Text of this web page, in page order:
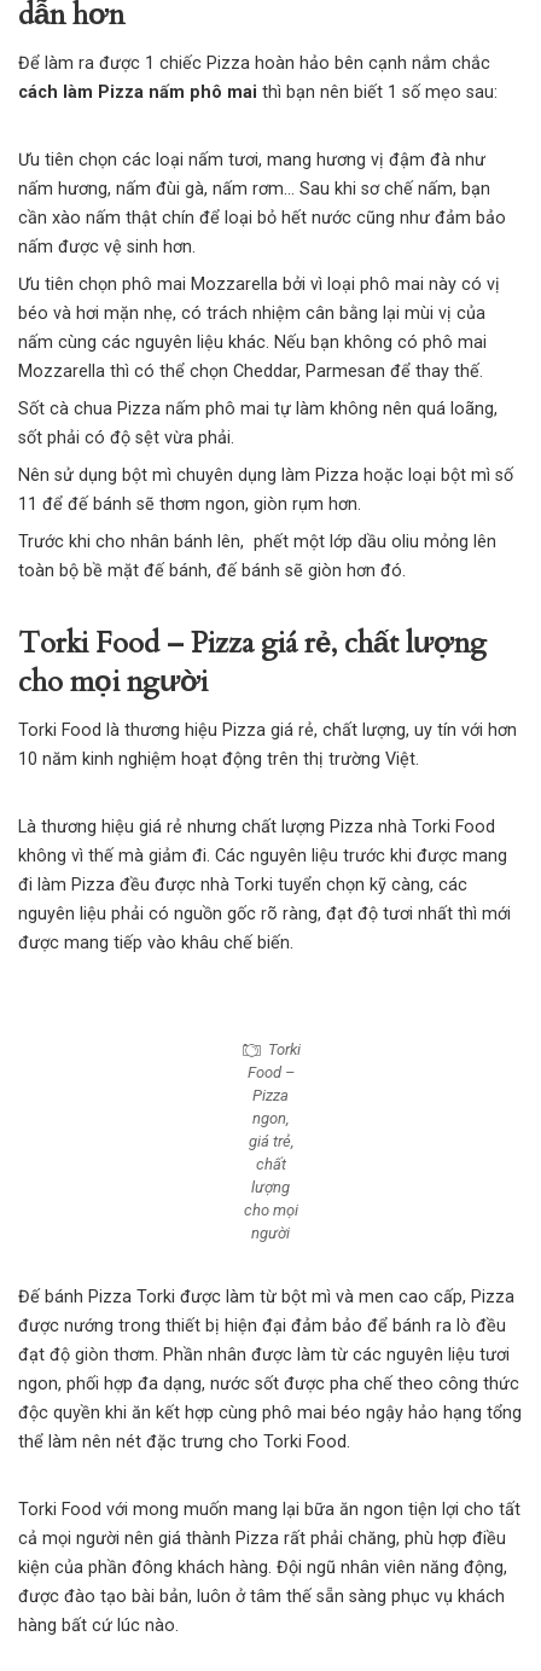
dẫn hơn
Để làm ra được 1 chiếc Pizza hoàn hảo bên cạnh nắm chắc
cách làm Pizza nấm phô mai thì bạn nên biết 1 số mẹo sau:
Ưu tiên chọn các loại nấm tươi, mang hương vị đậm đà như
nấm hương, nấm đùi gà, nấm rơm… Sau khi sơ chế nấm, bạn
cần xào nấm thật chín để loại bỏ hết nước cũng như đảm bảo
nấm được vệ sinh hơn.
Ưu tiên chọn phô mai Mozzarella bởi vì loại phô mai này có vị
béo và hơi mặn nhẹ, có trách nhiệm cân bằng lại mùi vị của
nấm cùng các nguyên liệu khác. Nếu bạn không có phô mai
Mozzarella thì có thể chọn Cheddar, Parmesan để thay thế.
Sốt cà chua Pizza nấm phô mai tự làm không nên quá loãng,
sốt phải có độ sệt vừa phải.
Nên sử dụng bột mì chuyên dụng làm Pizza hoặc loại bột mì số
11 để đế bánh sẽ thơm ngon, giòn rụm hơn.
Trước khi cho nhân bánh lên, phết một lớp dầu oliu mỏng lên
toàn bộ bề mặt đế bánh, đế bánh sẽ giòn hơn đó.
Torki Food – Pizza giá rẻ, chất lượng
cho mọi người
Torki Food là thương hiệu Pizza giá rẻ, chất lượng, uy tín với hơn
10 năm kinh nghiệm hoạt động trên thị trường Việt.
Là thương hiệu giá rẻ nhưng chất lượng Pizza nhà Torki Food
không vì thế mà giảm đi. Các nguyên liệu trước khi được mang
đi làm Pizza đều được nhà Torki tuyển chọn kỹ càng, các
nguyên liệu phải có nguồn gốc rõ ràng, đạt độ tươi nhất thì mới
được mang tiếp vào khâu chế biến.
Torki
Food –
Pizza
ngon,
giá trẻ,
chất
lượng
cho mọi
người
Đế bánh Pizza Torki được làm từ bột mì và men cao cấp, Pizza
được nướng trong thiết bị hiện đại đảm bảo để bánh ra lò đều
đạt độ giòn thơm. Phần nhân được làm từ các nguyên liệu tươi
ngon, phối hợp đa dạng, nước sốt được pha chế theo công thức
độc quyền khi ăn kết hợp cùng phô mai béo ngậy hảo hạng tổng
thể làm nên nét đặc trưng cho Torki Food.
Torki Food với mong muốn mang lại bữa ăn ngon tiện lợi cho tất
cả mọi người nên giá thành Pizza rất phải chăng, phù hợp điều
kiện của phần đông khách hàng. Đội ngũ nhân viên năng động,
được đào tạo bài bản, luôn ở tâm thế sẵn sàng phục vụ khách
hàng bất cứ lúc nào.